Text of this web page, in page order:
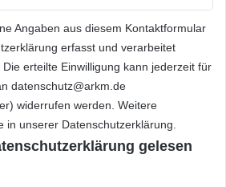
für den chinesischen Markt.
(HELLA KGaA Hueck
insbesondere deutsche
Ausbau der
profitieren können.
im Internet:
Angaben aus diesem Kontaktformular
erfasst und verarbeitet
erteilte Einwilligung kann jederzeit für
datenschutz@arkm.de
widerrufen werden. Weitere
in unserer Datenschutzerklärung
gelesen